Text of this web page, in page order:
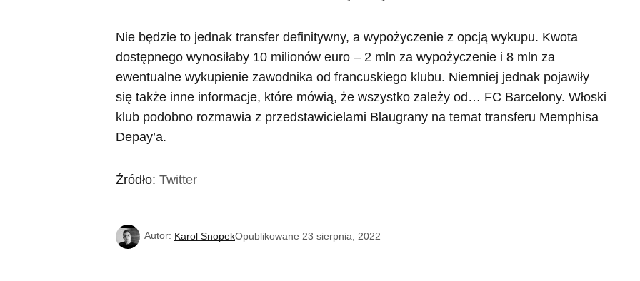
Nie będzie to jednak transfer definitywny, a wypożyczenie z opcją wykupu. Kwota
dostępnego wynosiłaby 10 milionów euro – 2 mln za wypożyczenie i 8 mln za
ewentualne wykupienie zawodnika od francuskiego klubu. Niemniej jednak pojawiły
się także inne informacje, które mówią, że wszystko zależy od… FC Barcelony. Włoski
klub podobno rozmawia z przedstawicielami Blaugrany na temat transferu Memphisa
Depay’a.
Źródło: Twitter
Autor: Karol SnopekOpublikowane 23 sierpnia, 2022